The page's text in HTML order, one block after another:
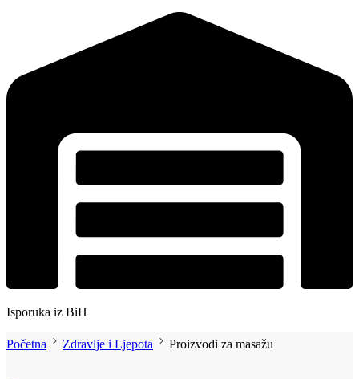
Isporuka iz BiH
Početna Zdravlje i Ljepota Proizvodi za masažu